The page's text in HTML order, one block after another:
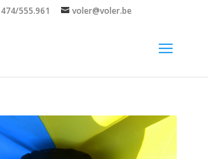
555.961 voler@voler.be